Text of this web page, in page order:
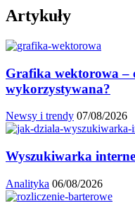
Artykuły
Grafika wektorowa –
wykorzystywana?
Newsy i trendy 07/08/2026
Wyszukiwarka
Analityka 06/08/2026